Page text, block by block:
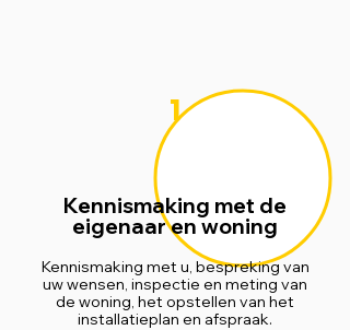
1
Kennismaking met de
eigenaar en woning
Kennismaking met u, bespreking van
uw wensen, inspectie en meting van
de woning, het opstellen van het
installatieplan en afspraak.